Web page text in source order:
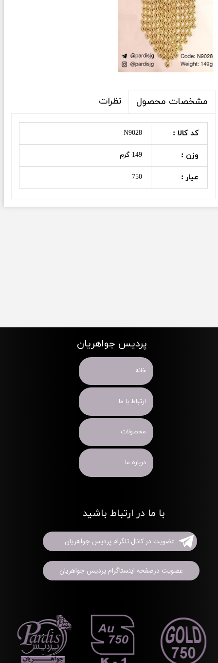
مشخصات محصول نظرات
کد کالا : N9028
وزن : 149 گرم
عیار : 750
پردیس جواهریان
خانه
ارتباط با ما
محصولات
درباره ما
با ما در ارتباط باشید
عضویت در کانال تلگرام پردیس جواهریان
عضویت درصفحه اینستاگرام پردیس جواهریان